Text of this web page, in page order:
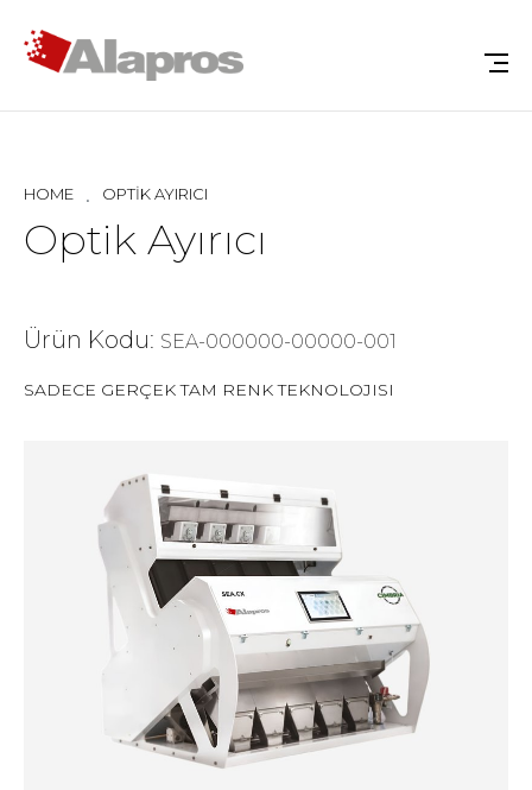
HOME OPTIK AYIRICI
Optik Ayırıcı
Ürün Kodu: SEA-000000-00000-001
SADECE GERÇEK TAM RENK TEKNOLOJISI